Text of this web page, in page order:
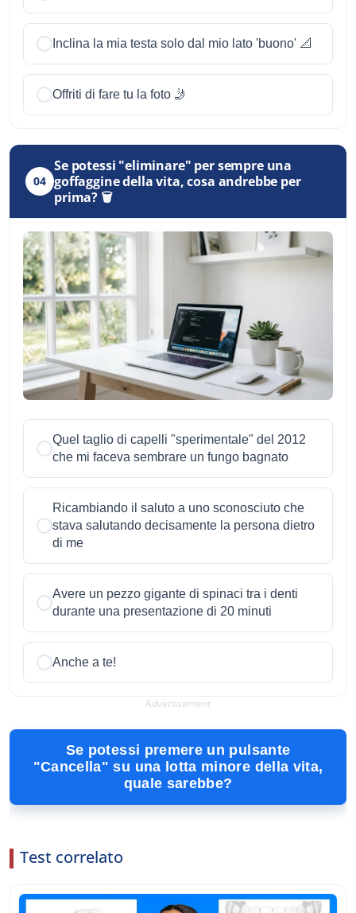
Inclina la mia testa solo dal mio lato 'buono' 📐
Offriti di fare tu la foto 🤳
04
Se potessi "eliminare" per sempre una
goffaggine della vita, cosa andrebbe per
prima? 🗑️
Quel taglio di capelli "sperimentale" del 2012
che mi faceva sembrare un fungo bagnato
Ricambiando il saluto a uno sconosciuto che
stava salutando decisamente la persona dietro
di me
Avere un pezzo gigante di spinaci tra i denti
durante una presentazione di 20 minuti
Anche a te!
Advertisement
Se potessi premere un pulsante
"Cancella" su una lotta minore della vita,
quale sarebbe?
Test correlato